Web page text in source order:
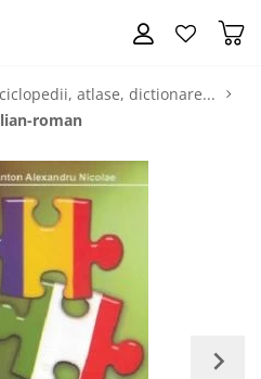
atlase, dictionare...
roman